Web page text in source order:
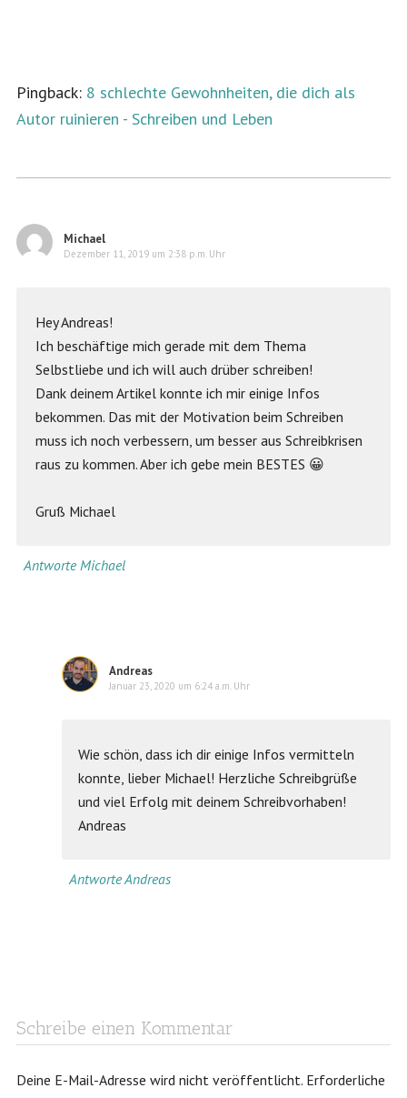
Pingback: 8 schlechte Gewohnheiten, die dich als
Autor ruinieren - Schreiben und Leben
Michael
Dezember 11, 2019 um 2:38 p.m. Uhr
Hey Andreas!
Ich beschäftige mich gerade mit dem Thema
Selbstliebe und ich will auch drüber schreiben!
Dank deinem Artikel konnte ich mir einige Infos
bekommen. Das mit der Motivation beim Schreiben
muss ich noch verbessern, um besser aus Schreibkrisen
raus zu kommen. Aber ich gebe mein BESTES 😀
Gruß Michael
Antworte Michael
Andreas
Januar 23, 2020 um 6:24 a.m. Uhr
Wie schön, dass ich dir einige Infos vermitteln
konnte, lieber Michael! Herzliche Schreibgrüße
und viel Erfolg mit deinem Schreibvorhaben!
Andreas
Antworte Andreas
Schreibe einen Kommentar
Deine E-Mail-Adresse wird nicht veröffentlicht.Erforderliche